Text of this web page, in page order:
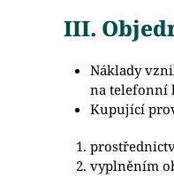
III.
Náklady
na telefonní
Kupující
vyplněním